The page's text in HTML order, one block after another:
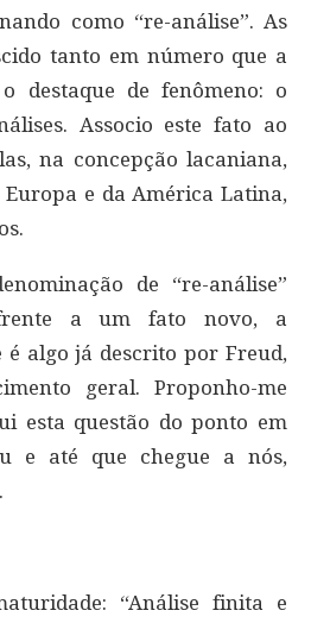
como “re-análise”. As
tanto em número que a
destaque de fenômeno: o
Associo este fato ao
na concepção lacaniana,
e da América Latina,
de “re-análise”
a um fato novo, a
é algo já descrito por Freud,
geral. Proponho-me
esta questão do ponto em
e até que chegue a nós,
“Análise finita e